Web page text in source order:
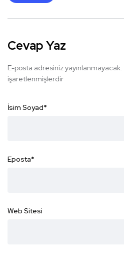
Cevap Yaz
E-posta adresiniz yayınlanmayacak.
işaretlenmişlerdir
İsim Soyad*
Eposta*
Web Sitesi